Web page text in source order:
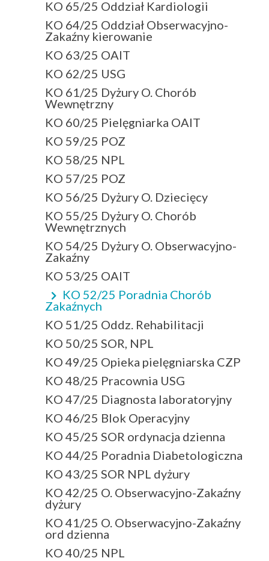
KO 65/25 Oddział Kardiologii
KO 64/25 Oddział Obserwacyjno-
Zakaźny kierowanie
KO 63/25 OAIT
KO 62/25 USG
KO 61/25 Dyżury O. Chorób
Wewnętrzny
KO 60/25 Pielęgniarka OAIT
KO 59/25 POZ
KO 58/25 NPL
KO 57/25 POZ
KO 56/25 Dyżury O. Dziecięcy
KO 55/25 Dyżury O. Chorób
Wewnętrznych
KO 54/25 Dyżury O. Obserwacyjno-
Zakaźny
KO 53/25 OAIT
KO 52/25 Poradnia Chorób
Zakaźnych
KO 51/25 Oddz. Rehabilitacji
KO 50/25 SOR, NPL
KO 49/25 Opieka pielęgniarska CZP
KO 48/25 Pracownia USG
KO 47/25 Diagnosta laboratoryjny
KO 46/25 Blok Operacyjny
KO 45/25 SOR ordynacja dzienna
KO 44/25 Poradnia Diabetologiczna
KO 43/25 SOR NPL dyżury
KO 42/25 O. Obserwacyjno-Zakaźny
dyżury
KO 41/25 O. Obserwacyjno-Zakaźny
ord dzienna
KO 40/25 NPL